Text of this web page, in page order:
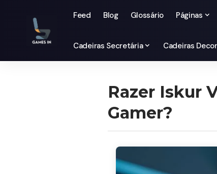
Feed Blog Glossário Páginas
Cadeiras Secretária Cadeiras
Razer Iskur
Gamer?